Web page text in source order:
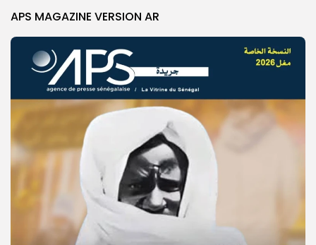
APS MAGAZINE VERSION AR